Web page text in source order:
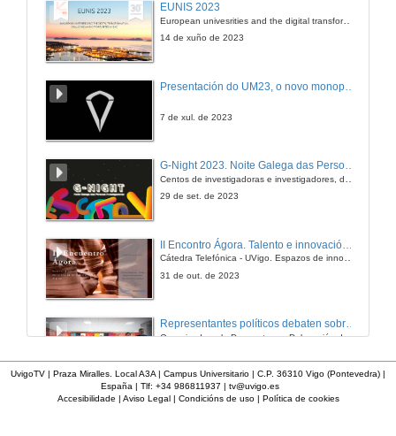
EUNIS 2023
European univesrities and the digital transformation: challenges and opportunities ahead
14 de xuño de 2023
7 de xul. de 2023
G-Night 2023. Noite Galega das Persoas Investigadoras. Conciencias creativas
29 de set. de 2023
Cátedra Telefónica - UVigo. Espazos de innovación
31 de out. de 2023
Representantes políticos debaten sobre educación e xuventude no campus de Pontevedra
Organizado polo Decanato e a Delegación de Alumnado de Dirección e Xestión Pública e coa participación de candidatos de PP, BNG, PSOE, Sumar e Podemos
Feira EmpregoinCampus Vigo 2024
UvigoTV | Praza Miralles. Local A3A | Campus Universitario | C.P. 36310 Vigo (Pontevedra) |
España | Tlf: +34 986811937 | tv@uvigo.es
Accesibilidade | Aviso Legal| Condicións de uso| Política de cookies